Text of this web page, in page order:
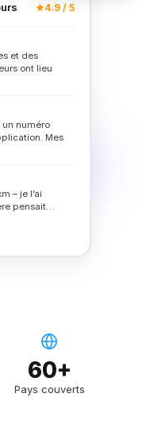
4.9 / 5
et des
ont lieu
numéro
Mes
– je l’ai
pensait…
60+
Pays couverts